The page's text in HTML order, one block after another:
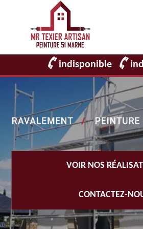
indisponible
VOIR NOS
CONTACTEZ-